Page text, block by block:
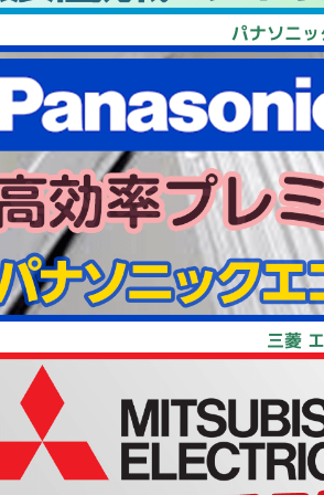
パナソニ
三菱